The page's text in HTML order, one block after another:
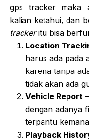
gps tracker maka
kalian ketahui, dan
trackeritu bisa
Location
harus ada pada
karena tanpa
tidak akan ada
Vehicle Report
dengan adanya
terpantu
Playback